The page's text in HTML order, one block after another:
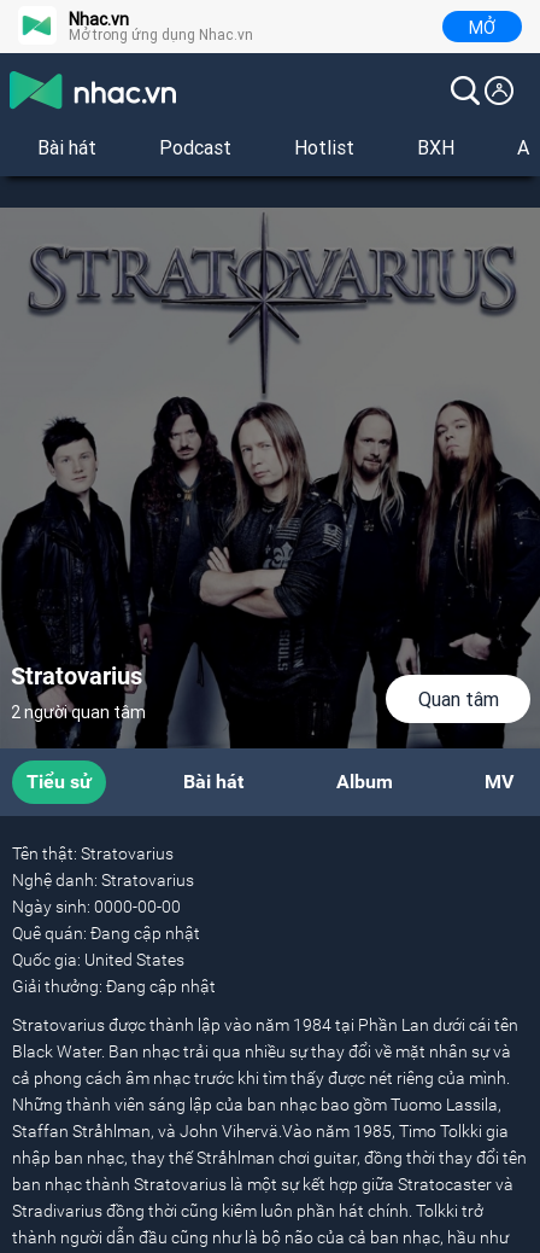
Nhac.vn
Mở trong ứng dụng Nhac.vn MỞ
Bài hát Podcast Hotlist BXH
Stratovarius
2 người quan tâm
Quan tâm
Tiểu sử Bài hát Album MV
Tên thật: Stratovarius
Nghệ danh: Stratovarius
Ngày sinh: 0000-00-00
Quê quán: Đang cập nhật
Quốc gia: United States
Giải thưởng: Đang cập nhật
Stratovarius được thành lập vào năm 1984 tại Phần Lan dưới cái tên
Black Water. Ban nhạc trải qua nhiều sự thay đổi về mặt nhân sự và
cả phong cách âm nhạc trước khi tìm thấy được nét riêng của mình.
Những thành viên sáng lập của ban nhạc bao gồm Tuomo Lassila,
Staffan Stråhlman, và John Vihervä.Vào năm 1985, Timo Tolkki gia
nhập ban nhạc, thay thế Stråhlman chơi guitar, đồng thời thay đổi tên
ban nhạc thành Stratovarius là một sự kết hợp giữa Stratocaster và
Stradivarius đồng thời cũng kiêm luôn phần hát chính. Tolkki trở
thành người dẫn đầu cũng như là bộ não của cả ban nhạc, hầu như